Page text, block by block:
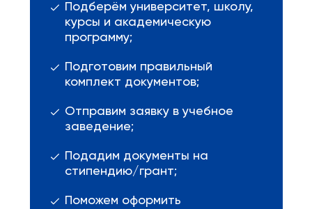
Подберём университет, школу,
курсы и академическую
программу;
Подготовим правильный
комплект документов;
Отправим заявку в учебное
заведение;
Подадим документы на
стипендию/грант;
Поможем оформить